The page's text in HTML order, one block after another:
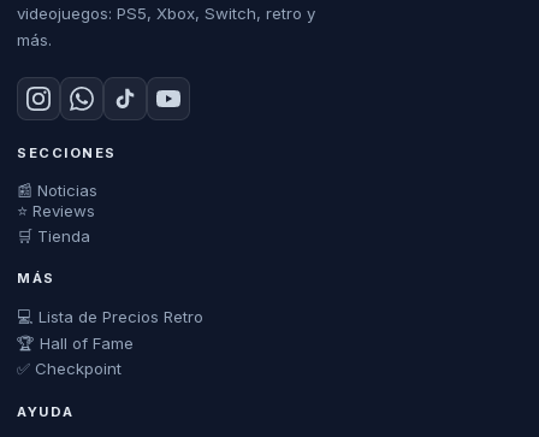
videojuegos: PS5, Xbox, Switch, retro y
más.
SECCIONES
📰 Noticias
⭐ Reviews
🛒 Tienda
MÁS
💻 Lista de Precios Retro
🏆 Hall of Fame
✅ Checkpoint
AYUDA